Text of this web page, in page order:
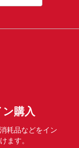
購入
耗品などをイン
ます。